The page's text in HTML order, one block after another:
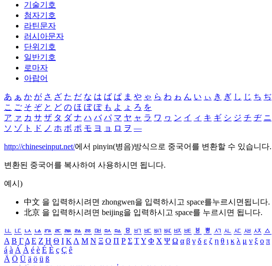
기술기호
첨자기호
라틴문자
러시아문자
단위기호
일반기호
로마자
아랍어
あ ぁ か が さ ざ た だ な は ば ぱ ま や ゃ ら わ ゎ ん い ぃ き ぎ し じ ち ぢ
こ ご そ ぞ と ど の ほ ぼ ぽ も よ ょ ろ を
ア ァ カ サ ザ タ ダ ナ ハ バ パ マ ヤ ャ ラ ワ ヮ ン イ ィ キ ギ シ ジ チ ヂ ニ
ソ ゾ ト ド ノ ホ ボ ポ モ ヨ ョ ロ ヲ ―
http://chineseinput.net/에서 pinyin(병음)방식으로 중국어를 변환할 수 있습니다.
변환된 중국어를 복사하여 사용하시면 됩니다.
예시)
中文 을 입력하시려면 zhongwen을 입력하시고 space를누르시면됩니다.
北京 을 입력하시려면 beijing을 입력하시고 space를 누르시면 됩니다.
ㅥ ㅦ ㅧ ㅨ ㅩ ㅪ ㅫ ㅬ ㅭ ㅮ ㅯ ㅰ ㅱ ㅲ ㅳ ㅴ ㅵ ㅶ ㅷ ㅸ ㅹ ㅺ ㅻ ㅼ ㅽ ㅾ ㅿ
Α Β ΓΔ Ε Ζ Η Θ Ι ΚΛ Μ Ν Ξ Ο Π Ρ Σ ΤΥ Φ Χ Ψ Ω α β γ δ ε ζ η θ ι κ λ μ ν ξ ο π
á à Á À é è É È ç Ç ê
Ä Ö Ü ä ö ü ß